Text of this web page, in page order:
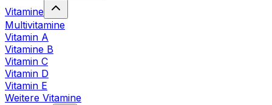
Vitamine
Multivitamine
Vitamin A
Vitamine B
Vitamin C
Vitamin D
Vitamin E
Weitere Vitamine